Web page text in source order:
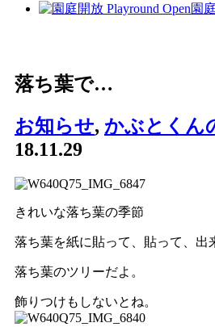
園
落ち葉で…
お知らせ, かぶとくん
18.11.29
きれいな落ち葉の季節
落ち葉を紙に貼って、貼って、出
落ち葉のツリーだよ。
飾りつけもしないとね。